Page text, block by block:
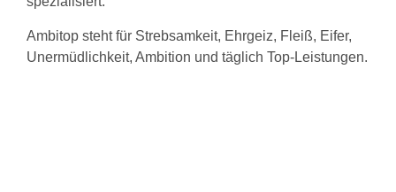
Ambitop steht für Strebsamkeit, Ehrgeiz, Fleiß, Eifer,
Unermüdlichkeit, Ambition und täglich Top-Leistungen.